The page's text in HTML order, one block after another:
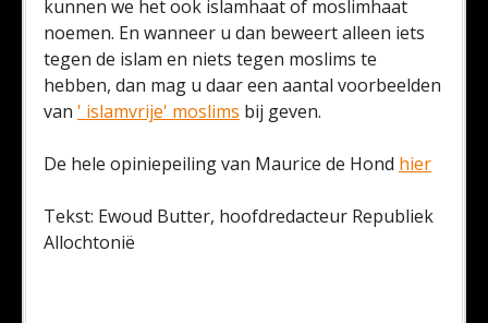
kunnen we het ook islamhaat of moslimhaat
noemen. En wanneer u dan beweert alleen iets
tegen de islam en niets tegen moslims te
hebben, dan mag u daar een aantal voorbeelden
van ' islamvrije' moslims bij geven.
De hele opiniepeiling van Maurice de Hond hier
Tekst: Ewoud Butter, hoofdredacteur Republiek
Allochtonië